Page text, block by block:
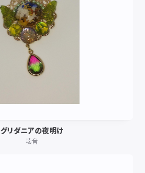
グリダニアの夜明け
壊音